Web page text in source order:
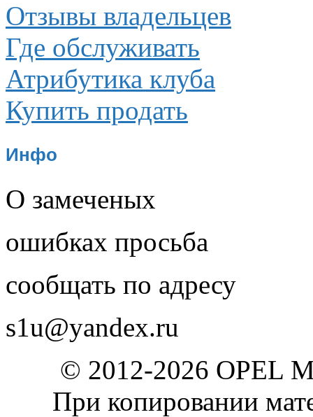
Отзывы владельцев
Где обслуживать
Атрибутика клуба
Купить продать
Инфо
О замеченых
ошибках просьба
сообщать по адресу
s1u@yandex.ru
© 2012-2026 OPEL
При копировании